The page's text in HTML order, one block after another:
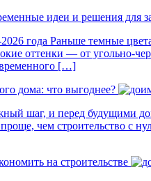
идеи и решения для
года Раньше темные
оттенки — от
[…]
дома: что выгоднее?
шаг, и перед будущими
чем строительство с
на строительстве